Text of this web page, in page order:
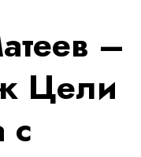
–
Цели
с